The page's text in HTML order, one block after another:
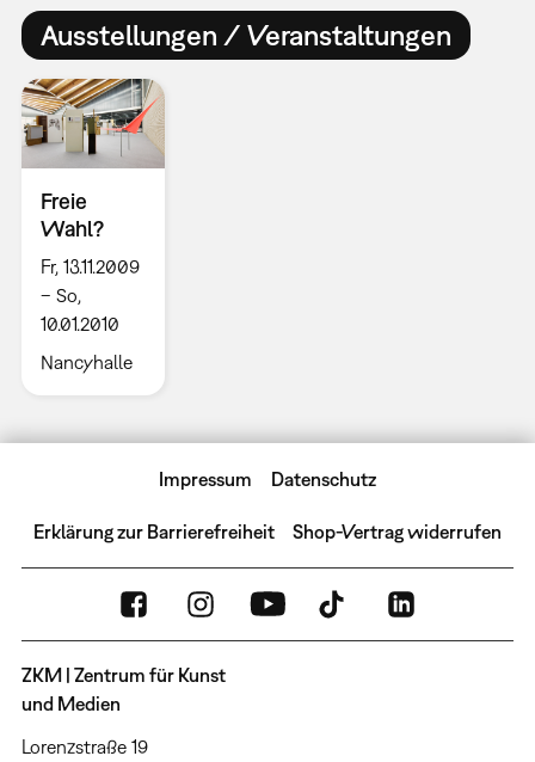
Ausstellungen / Veranstaltungen
Freie
Wahl?
Fr, 13.11.2009
– So,
10.01.2010
Nancyhalle
Impressum Datenschutz
Erklärung zur Barrierefreiheit Shop-Vertrag widerrufen
ZKM | Zentrum für Kunst
und Medien
Lorenzstraße 19